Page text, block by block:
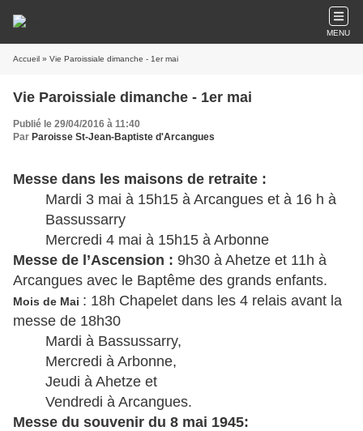
MENU
Accueil » Vie Paroissiale dimanche - 1er mai
Vie Paroissiale dimanche - 1er mai
Publié le 29/04/2016 à 11:40
Par Paroisse St-Jean-Baptiste d'Arcangues
Messe dans les maisons de retraite :
Mardi 3 mai à 15h15 à Arcangues et à 16 h à
Bassussarry
Mercredi 4 mai à 15h15 à Arbonne
Messe de l’Ascension : 9h30 à Ahetze et 11h à
Arcangues avec le Baptême des grands enfants.
Mois de Mai : 18h Chapelet dans les 4 relais avant la
messe de 18h30
Mardi à Bassussarry,
Mercredi à Arbonne,
Jeudi à Ahetze et
Vendredi à Arcangues.
Messe du souvenir du 8 mai 1945: